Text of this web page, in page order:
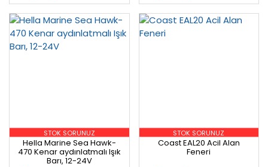
STOK SORUNUZ
Hella Marine Sea Hawk-
470 Kenar aydınlatmalı Işık
Barı, 12-24V
STOK SORUNUZ
Coast EAL20 Acil Alan
Feneri